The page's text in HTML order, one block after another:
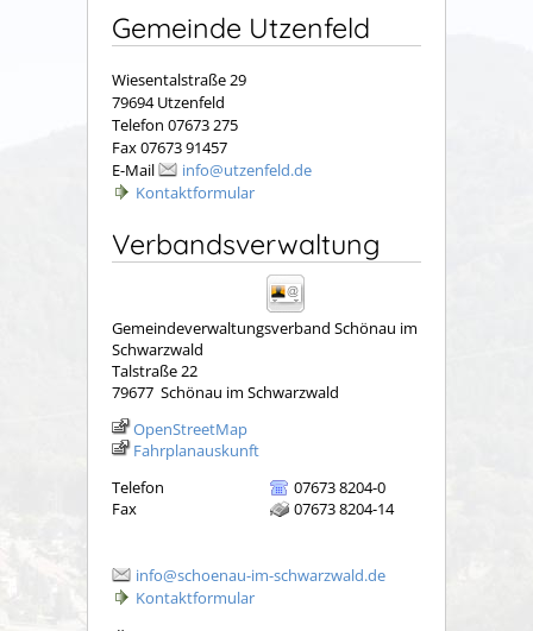
Gemeinde Utzenfeld
Wiesentalstraße 29
79694 Utzenfeld
Telefon 07673 275
Fax 07673 91457
E-Mail
info@utzenfeld.de
Kontaktformular
Verbandsverwaltung
Gemeindeverwaltungsverband Schönau im
Schwarzwald
Talstraße 22
79677 Schönau im Schwarzwald
OpenStreetMap
Fahrplanauskunft
Telefon
07673 8204-0
Fax
07673 8204-14
info@schoenau-im-schwarzwald.de
Kontaktformular